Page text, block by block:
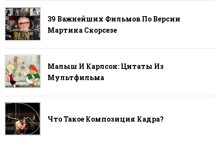
39 Важнейших Фильмов По Версии
Мартина Скорсезе
Малыш И Карлсон: Цитаты Из
Мультфильма
Что Такое Композиция Кадра?